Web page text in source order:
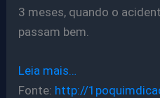
3 meses, quando o
passam bem.
Leia mais…
Fonte: http://